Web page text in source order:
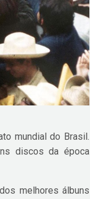
mundial do Brasil.
discos da época
melhores álbuns